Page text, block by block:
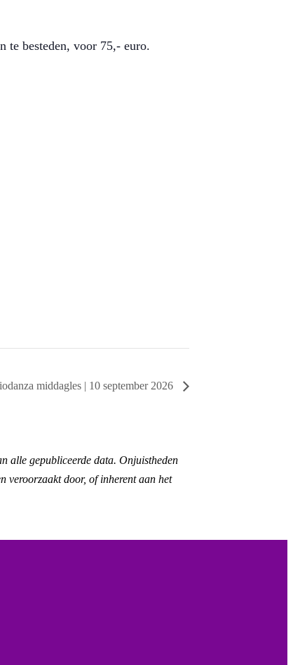
te besteden, voor 75,- euro.
middagles | 10 september 2026
alle gepubliceerde data. Onjuistheden
veroorzaakt door, of inherent aan het